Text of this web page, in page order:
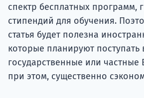
спектр бесплатных программ,
стипендий для обучения.
статья будет полезна
которые планируют поступать
государственные или
при этом, существенно